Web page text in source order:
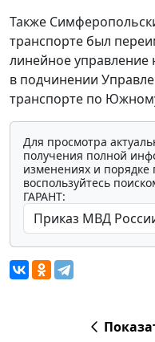
Также
транспорте был
линейное управление
в подчинении
транспорте по
Для просмотра
получения полной
изменениях и
воспользуйтесь
ГАРАНТ: